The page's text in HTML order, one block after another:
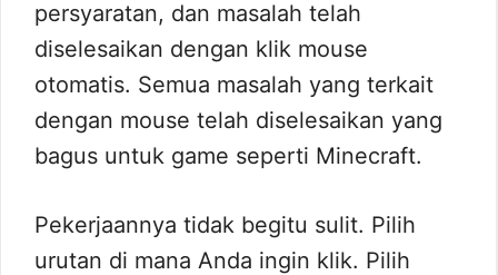
persyaratan, dan masalah telah
diselesaikan dengan klik mouse
otomatis. Semua masalah yang terkait
dengan mouse telah diselesaikan yang
bagus untuk game seperti Minecraft.
Pekerjaannya tidak begitu sulit. Pilih
urutan di mana Anda ingin klik. Pilih